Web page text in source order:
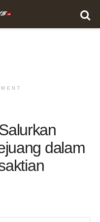
dalam